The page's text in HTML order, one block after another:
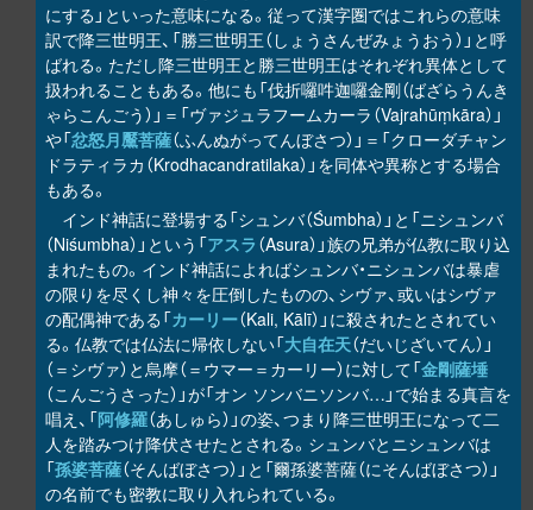
にする」といった意味になる。従って漢字圏ではこれらの意味
訳で降三世明王、「勝三世明王（しょうさんぜみょうおう）」と呼
ばれる。ただし降三世明王と勝三世明王はそれぞれ異体として
扱われることもある。他にも「伐折囉吽迦囉金剛（ばざらうんき
ゃらこんごう）」＝「ヴァジュラフームカーラ（Vajrahūṃkāra）」
や「忿怒月黶菩薩（ふんぬがってんぼさつ）」＝「クローダチャン
ドラティラカ（Krodhacandratilaka）」を同体や異称とする場合
もある。
インド神話に登場する「シュンバ（Śumbha）」と「ニシュンバ
（Niśumbha）」という「アスラ （Asura）」族の兄弟が仏教に取り込
まれたもの。インド神話によればシュンバ・ニシュンバは暴虐
の限りを尽くし神々を圧倒したものの、シヴァ、或いはシヴァ
の配偶神である「カーリー（Kali, Kālī）」に殺されたとされてい
る。仏教では仏法に帰依しない「大自在天（だいじざいてん）」
（＝シヴァ）と烏摩（＝ウマー＝カーリー）に対して「金剛薩埵
（こんごうさった）」が「オン ソンバニソンバ…」で始まる真言を
唱え、「阿修羅（あしゅら）」の姿、つまり降三世明王になって二
人を踏みつけ降伏させたとされる。シュンバとニシュンバは
「孫婆菩薩（そんばぼさつ）」と「爾孫婆菩薩（にそんばぼさつ）」
の名前でも密教に取り入れられている。